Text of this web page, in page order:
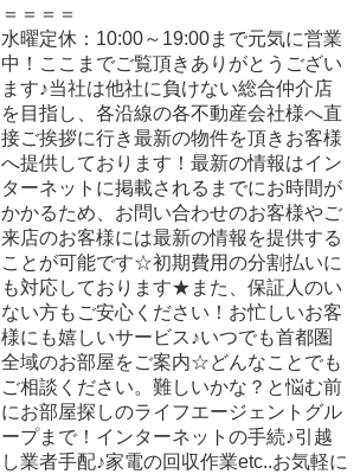
＝＝＝＝
水曜定休：10:00～19:00まで元気に営業
中！ここまでご覧頂きありがとうござい
ます♪当社は他社に負けない総合仲介店
を目指し、各沿線の各不動産会社様へ直
接ご挨拶に行き最新の物件を頂きお客様
へ提供しております！最新の情報はイン
ターネットに掲載されるまでにお時間が
かかるため、お問い合わせのお客様やご
来店のお客様には最新の情報を提供する
ことが可能です☆初期費用の分割払いに
も対応しております★また、保証人のい
ない方もご安心ください！お忙しいお客
様にも嬉しいサービス♪いつでも首都圏
全域のお部屋をご案内☆どんなことでも
ご相談ください。難しいかな？と悩む前
にお部屋探しのライフエージェントグル
ープまで！インターネットの手続♪引越
し業者手配♪家電の回収作業etc..お気軽に